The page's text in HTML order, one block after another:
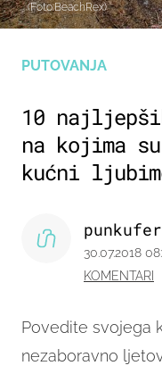
PUTOVANJA
10
na kojima
kućni
Povedite svojega
nezaboravno
30.07.2018
KOMENTARI
(Foto:BeachRex)